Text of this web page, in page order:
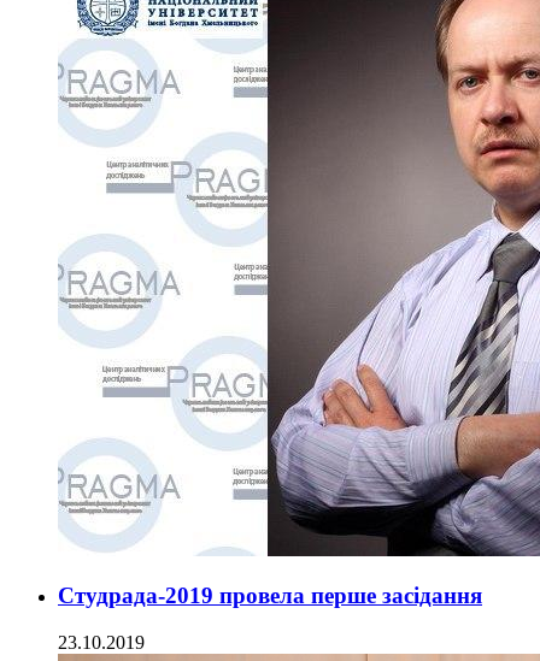
Студрада-2019 провела перше засідання
23.10.2019